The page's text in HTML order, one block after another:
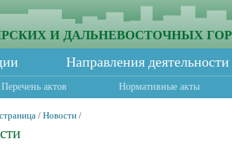
И ДАЛЬНЕВОСТОЧНЫХ
Направления деятельности
Перечень актов Нормативные акты
/ Новости /